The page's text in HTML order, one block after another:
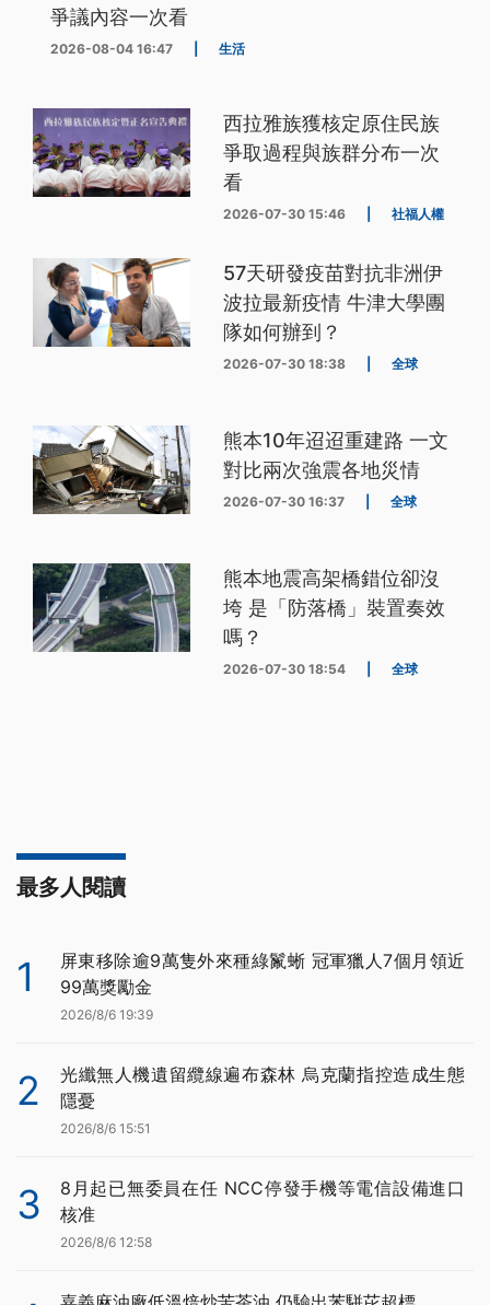
爭議內容一次看
2026-08-04 16:47 生活
西拉雅族獲核定原住民族
爭取過程與族群分布一次
看
2026-07-30 15:46 社福人權
57天研發疫苗對抗非洲伊
波拉最新疫情 牛津大學團
隊如何辦到？
2026-07-30 18:38 全球
熊本10年迢迢重建路 一文
對比兩次強震各地災情
2026-07-30 16:37 全球
熊本地震高架橋錯位卻沒
垮 是「防落橋」裝置奏效
嗎？
2026-07-30 18:54 全球
最多人閱讀
1
屏東移除逾9萬隻外來種綠鬣蜥 冠軍獵人7個月領近
99萬獎勵金
2026/8/6 19:39
2
光纖無人機遺留纜線遍布森林 烏克蘭指控造成生態
隱憂
2026/8/6 15:51
3
8月起已無委員在任 NCC停發手機等電信設備進口
核准
2026/8/6 12:58